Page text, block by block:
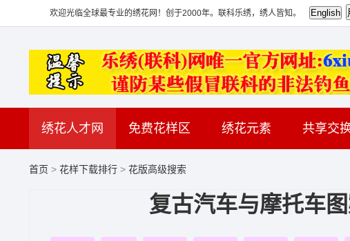
欢迎光临全球最专业的绣花网！创于2000年。联科乐绣，绣人皆知。
绣花人才网 免费花样区 绣花元素 共享交
首页 > 花样下载排行 > 花版高级搜索
复古汽车与摩托车